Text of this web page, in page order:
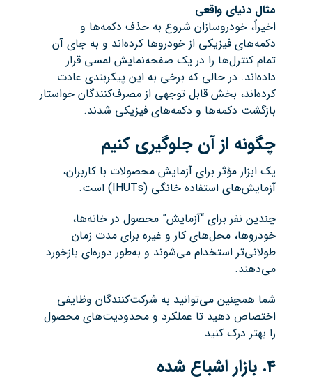
مثال دنیای واقعی
اخیراً، خودروسازان شروع به حذف دکمه‌ها و
دکمه‌های فیزیکی از خودروها کرده‌اند و به جای آن
تمام کنترل‌ها را در یک صفحه‌نمایش لمسی قرار
داده‌اند. در حالی که برخی به این پیکربندی عادت
کرده‌اند، بخش قابل توجهی از مصرف‌کنندگان خواستار
بازگشت دکمه‌ها و دکمه‌های فیزیکی شدند.
چگونه از آن جلوگیری کنیم
یک ابزار مؤثر برای آزمایش محصولات با کاربران،
آزمایش‌های استفاده خانگی (IHUTs) است.
چندین نفر برای “آزمایش” محصول در خانه‌ها،
خودروها، محل‌های کار و غیره برای مدت زمان
طولانی‌تر استخدام می‌شوند و به‌طور دوره‌ای بازخورد
می‌دهند.
شما همچنین می‌توانید به شرکت‌کنندگان وظایفی
اختصاص دهید تا عملکرد و محدودیت‌های محصول
را بهتر درک کنید.
۴.بازار اشباع شده